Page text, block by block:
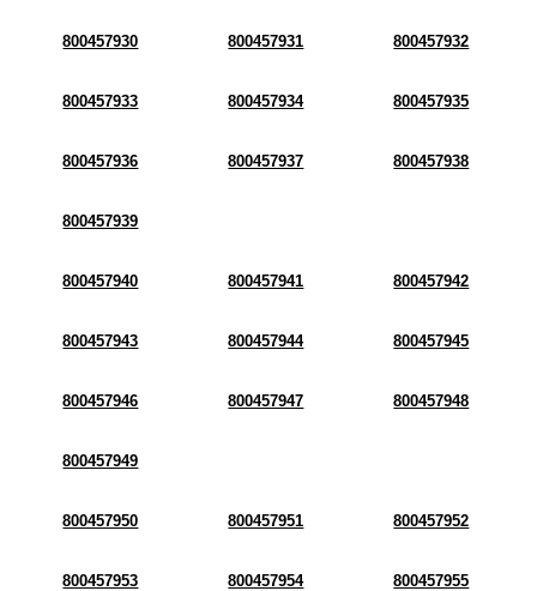
800457930 800457931 800457932
800457933 800457934 800457935
800457936 800457937 800457938
800457939
800457940 800457941 800457942
800457943 800457944 800457945
800457946 800457947 800457948
800457949
800457950 800457951 800457952
800457953 800457954 800457955